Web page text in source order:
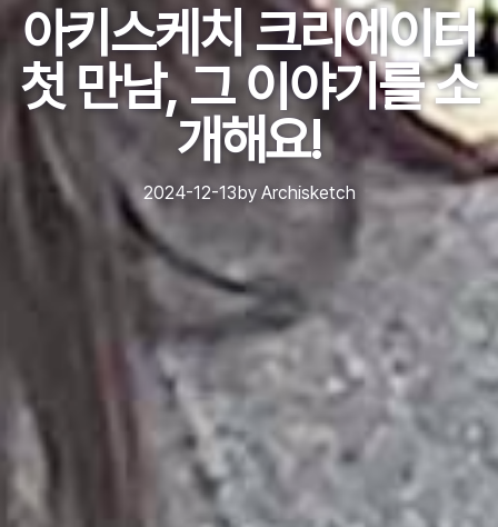
아키스케치 크리에이터
첫 만남, 그 이야기를 소
개해요!
2024-12-13by Archisketch